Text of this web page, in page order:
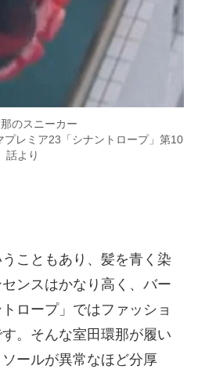
のスニーカー
レミア23「シナントロープ」第10
話より
こともあり、髪を青く染
ンスはかなり高く、バー
ロープ」ではファッショ
。そんな室田環那が履い
ールが異常なほど分厚